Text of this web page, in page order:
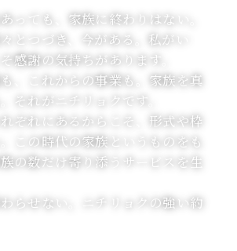
っても、家族に終わりはない。
とつづき、今がある。私がい
感謝の気持ちがあります。
、これからの事業も。家族を真
それがニチリョクです。
ぞれにあるからこそ、形式や枠
。この時代の家族というものをも
族の数だけ寄り添うサービスを⽣
らせない。ニチリョクの強い約